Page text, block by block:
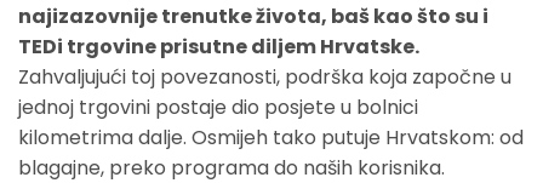
najizazovnije trenutke života, baš kao što su i
TEDi trgovine prisutne diljem Hrvatske.
Zahvaljujući toj povezanosti, podrška koja započne u
jednoj trgovini postaje dio posjete u bolnici
kilometrima dalje. Osmijeh tako putuje Hrvatskom: od
blagajne, preko programa do naših korisnika.